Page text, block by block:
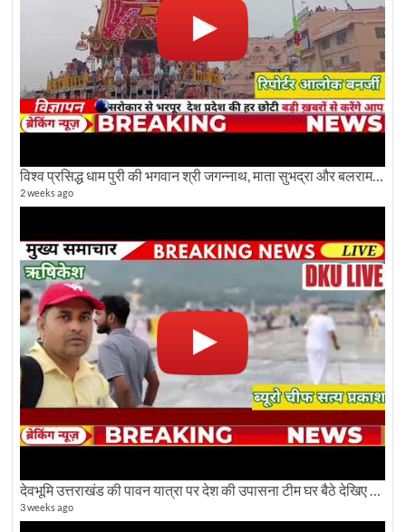
विश्व प्रसिद्ध धाम पुरी की भगवान श्री जगन्नाथ, माता सुभद्रा और बलराम जी की भव्य शोभा यात्रा देखिए
2 weeks ago
3 weeks ago